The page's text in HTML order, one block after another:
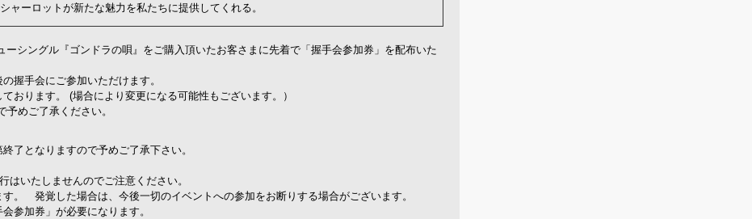
ーロットが新たな魅力を私たちに提供してくれる。
シングル『ゴンドラの唄』をご購入頂いたお客さまに先着で「握手会参加券」を配布いた
握手会にご参加いただけます。
おります。 (場合により変更になる可能性もございます。）
めご了承ください。
了となりますので予めご了承下さい。
いたしませんのでご注意ください。
。 発覚した場合は、今後一切のイベントへの参加をお断りする場合がございます。
参加券」が必要になります。